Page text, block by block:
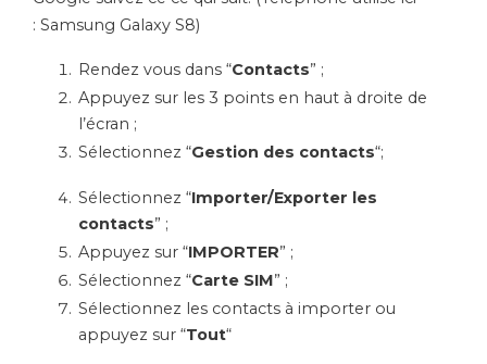
: Samsung Galaxy S8)
Rendez vous dans “Contacts” ;
Appuyez sur les 3 points en haut à droite de
l’écran ;
Sélectionnez “Gestion des contacts“;
Sélectionnez “Importer/Exporter les
contacts” ;
Appuyez sur “IMPORTER” ;
Sélectionnez “Carte SIM” ;
Sélectionnez les contacts à importer ou
appuyez sur “Tout“